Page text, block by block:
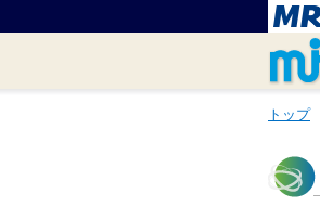
トップ